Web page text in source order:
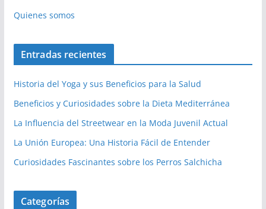
Quienes somos
Entradas recientes
Historia del Yoga y sus Beneficios para la Salud
Beneficios y Curiosidades sobre la Dieta Mediterránea
La Influencia del Streetwear en la Moda Juvenil Actual
La Unión Europea: Una Historia Fácil de Entender
Curiosidades Fascinantes sobre los Perros Salchicha
Categorías